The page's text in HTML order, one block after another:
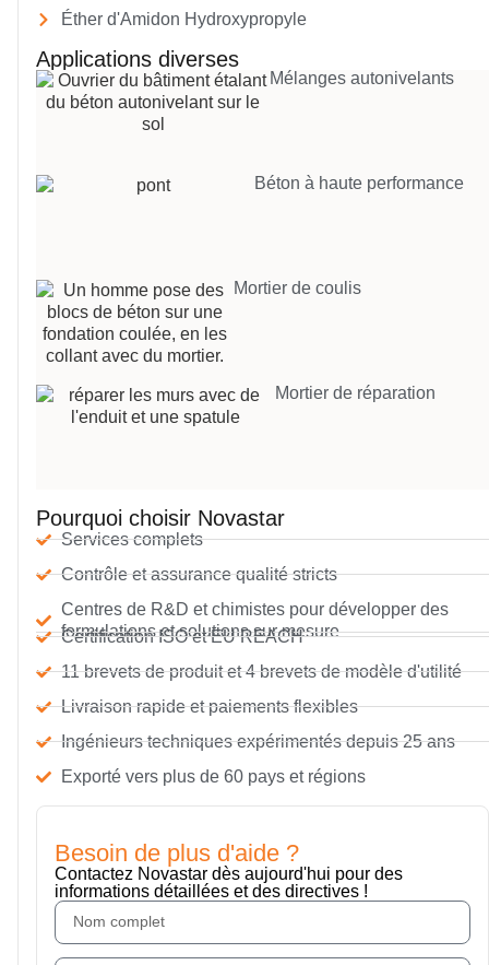
Éther d'Amidon Hydroxypropyle
Applications diverses
Mélanges autonivelants
Béton à haute performance
Mortier de coulis
Mortier de réparation
Pourquoi choisir Novastar
Services complets
Contrôle et assurance qualité stricts
Centres de R&D et chimistes pour développer des
formulations et solutions sur mesure
Certification ISO et EU REACH
11 brevets de produit et 4 brevets de modèle d'utilité
Livraison rapide et paiements flexibles
Ingénieurs techniques expérimentés depuis 25 ans
Exporté vers plus de 60 pays et régions
Besoin de plus d'aide ?
Contactez Novastar dès aujourd'hui pour des
informations détaillées et des directives !